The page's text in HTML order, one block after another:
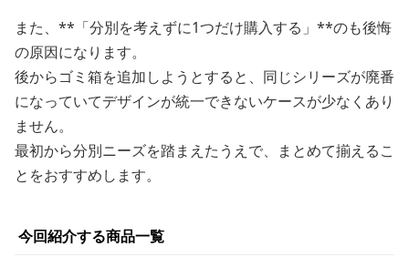
また、**「分別を考えずに1つだけ購入する」**のも後悔
の原因になります。
後からゴミ箱を追加しようとすると、同じシリーズが廃番
になっていてデザインが統一できないケースが少なくあり
ません。
最初から分別ニーズを踏まえたうえで、まとめて揃えるこ
とをおすすめします。
今回紹介する商品一覧